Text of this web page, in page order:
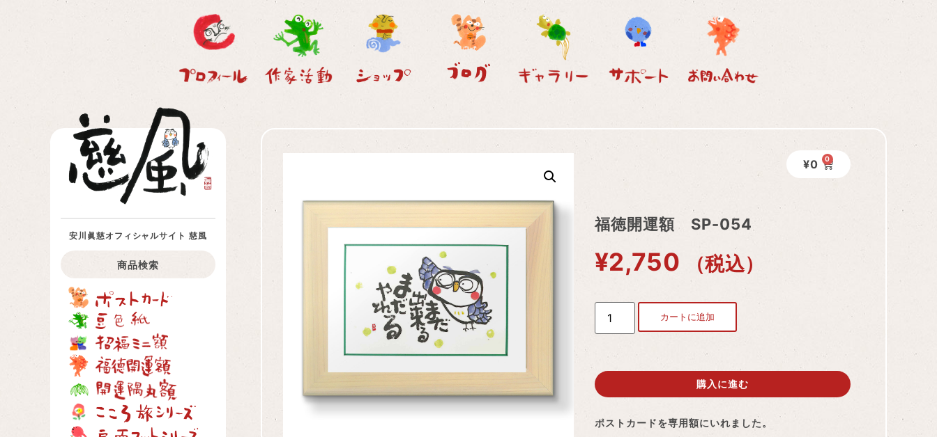
安川眞慈オフィシャルサイト 慈風
商品検索
¥0 0
福徳開運額 SP-054
¥2,750 （税込）
カートに追加
購入に進む
ポストカードを専用額にいれました。